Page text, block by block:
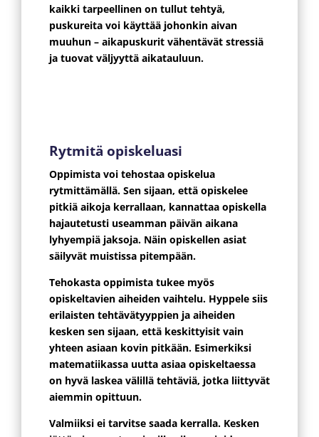
kaikki tarpeellinen on tullut tehtyä,
puskureita voi käyttää johonkin aivan
muuhun – aikapuskurit vähentävät stressiä
ja tuovat väljyyttä aikatauluun.
Rytmitä opiskeluasi
Oppimista voi tehostaa opiskelua
rytmittämällä. Sen sijaan, että opiskelee
pitkiä aikoja kerrallaan, kannattaa opiskella
hajautetusti useamman päivän aikana
lyhyempiä jaksoja. Näin opiskellen asiat
säilyvät muistissa pitempään.
Tehokasta oppimista tukee myös
opiskeltavien aiheiden vaihtelu. Hyppele siis
erilaisten tehtävätyyppien ja aiheiden
kesken sen sijaan, että keskittyisit vain
yhteen asiaan kovin pitkään. Esimerkiksi
matematiikassa uutta asiaa opiskeltaessa
on hyvä laskea välillä tehtäviä, jotka liittyvät
aiemmin opittuun.
Valmiiksi ei tarvitse saada kerralla. Kesken